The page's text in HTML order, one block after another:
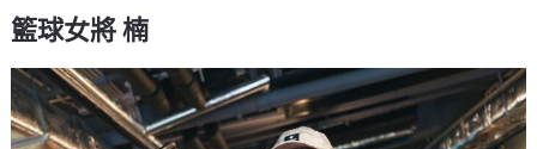
籃球女將 楠